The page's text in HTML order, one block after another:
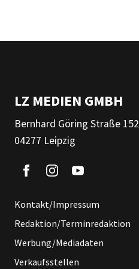
LZ MEDIEN GMBH
Bernhard Göring Straße 152
04277 Leipzig
Kontakt/Impressum
Redaktion/Terminredaktion
Werbung/Mediadaten
Verkaufsstellen